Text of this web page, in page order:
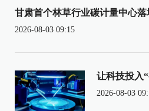
甘肃首个林草行业碳计量中心落
2026-08-03 09:15
让科技投入
2026-08-03